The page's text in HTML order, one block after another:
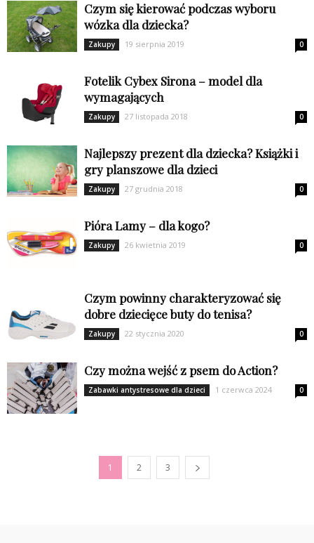
Czym się kierować podczas wyboru
wózka dla dziecka?
Zakupy 19 sierpnia 2019 0
Fotelik Cybex Sirona – model dla
wymagających
Zakupy 27 listopada 2018 0
Najlepszy prezent dla dziecka? Książki i
gry planszowe dla dzieci
Zakupy 27 grudnia 2018 0
Pióra Lamy – dla kogo?
Zakupy 26 kwietnia 2019 0
Czym powinny charakteryzować się
dobre dziecięce buty do tenisa?
Zakupy 22 stycznia 2020 0
Czy można wejść z psem do Action?
Zabawki antystresowe dla dzieci 1 czerwca 2024 0
1 2 3